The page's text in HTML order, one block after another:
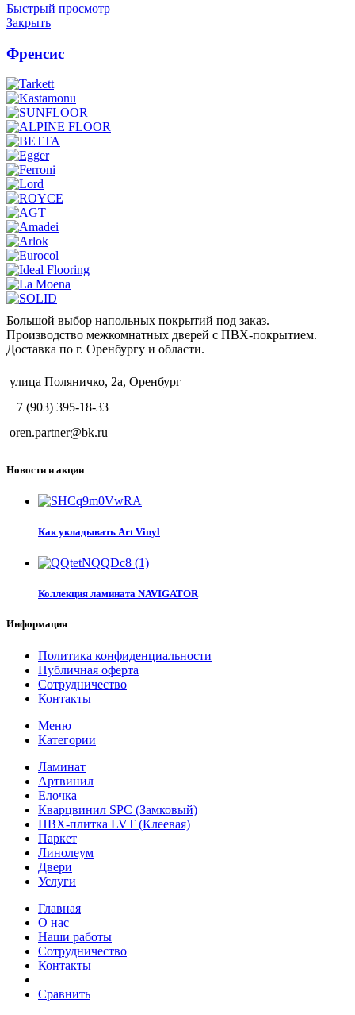
Быстрый просмотр
Закрыть
Френсис
Большой выбор напольных покрытий под заказ.
Производство межкомнатных дверей с ПВХ-покрытием.
Доставка по г. Оренбургу и области.
улица Поляничко, 2а, Оренбург
+7 (903) 395-18-33
oren.partner@bk.ru
Новости и акции
Как укладывать Art Vinyl
Коллекция ламината NAVIGATOR
Информация
Политика конфиденциальности
Публичная оферта
Сотрудничество
Контакты
Меню
Категории
Ламинат
Артвинил
Елочка
Кварцвинил SPC (Замковый)
ПВХ-плитка LVT (Клеевая)
Паркет
Линолеум
Двери
Услуги
Главная
О нас
Наши работы
Сотрудничество
Контакты
Сравнить